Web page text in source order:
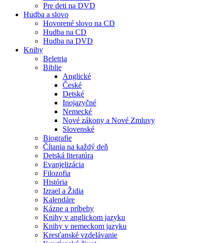
Pre deti na DVD
Hudba a slovo
Hovorené slovo na CD
Hudba na CD
Hudba na DVD
Knihy
Beletria
Biblie
Anglické
České
Detské
Inojazyčné
Nemecké
Nové zákony a Nové Zmluvy
Slovenské
Biografie
Čítania na každý deň
Detská literatúra
Evanjelizácia
Filozofia
História
Izrael a Židia
Kalendáre
Kázne a príbehy
Knihy v anglickom jazyku
Knihy v nemeckom jazyku
Kresťanské vzdelávanie